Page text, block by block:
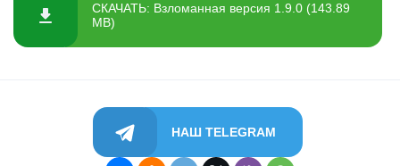
СКАЧАТЬ: Взломанная версия 1.9.0 (143.89
MB)
НАШ TELEGRAM